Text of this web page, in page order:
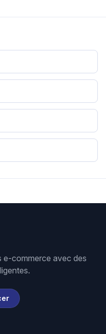
e-commerce avec des